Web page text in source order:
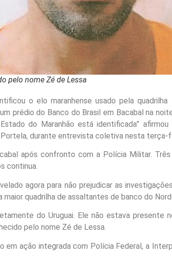
pelo nome Zé de Lessa
o elo maranhense usado pela
prédio do Banco do Brasil em Bacabal na
do Maranhão está identificada”
durante entrevista coletiva nesta terça-
após confronto com a Polícia Militar.
continua.
agora para não prejudicar as
maior quadrilha de assaltantes de banco do
do Uruguai. Ele não estava presente
pelo nome Zé de Lessa.
em ação integrada com Polícia Federal, a